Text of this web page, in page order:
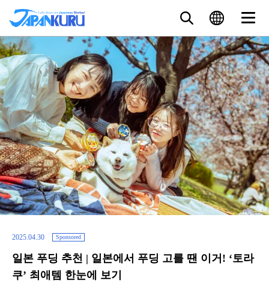
2025.04.30 Sponsored
일본 푸딩 추천 | 일본에서 푸딩 고를 땐 이거! ‘토라
쿠’ 최애템 한눈에 보기